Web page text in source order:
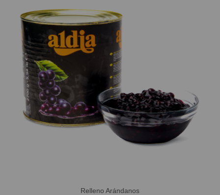
Relleno Arándanos